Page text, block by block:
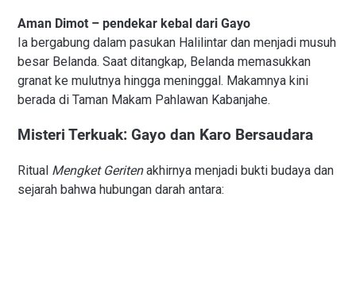
Aman Dimot – pendekar kebal dari Gayo
Ia bergabung dalam pasukan Halilintar dan menjadi musuh
besar Belanda. Saat ditangkap, Belanda memasukkan
granat ke mulutnya hingga meninggal. Makamnya kini
berada di Taman Makam Pahlawan Kabanjahe.
Misteri Terkuak: Gayo dan Karo Bersaudara
Ritual Mengket Geritenakhirnya menjadi bukti budaya dan
sejarah bahwa hubungan darah antara: